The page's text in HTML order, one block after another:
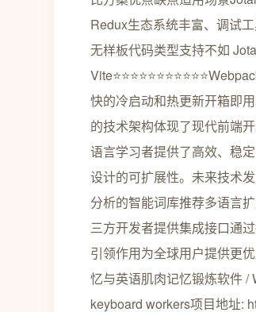
Redux生态系统丰富、调试
无样板代码类型支持不如
快的冷启动和热更新开箱即
的技术架构体现了现代前端
语言学习者提供了高效、稳
设计的可扩展性。未来技术
分析的智能词库推荐多语言
三方开发者提供集成接口通
引领作用为全球用户提供更
忆与英语肌肉记忆锻炼软件 /
keyboard workers项目地址: